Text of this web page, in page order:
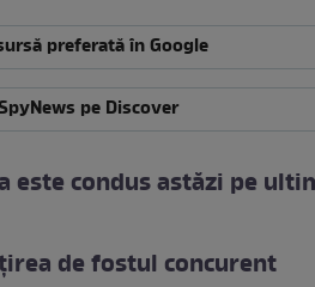
preferată în Google
pe Discover
este condus astăzi pe
de fostul concurent